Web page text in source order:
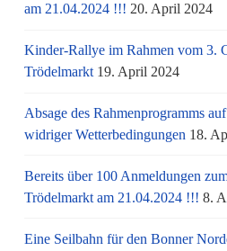
am 21.04.2024 !!! 20. April 2024
Kinder-Rallye im Rahmen vom 3.
Trödelmarkt 19. April 2024
Absage des Rahmenprogramms
widriger Wetterbedingungen 18.
Bereits über 100 Anmeldungen
Trödelmarkt am 21.04.2024 !!! 8.
Eine Seilbahn für den Bonner